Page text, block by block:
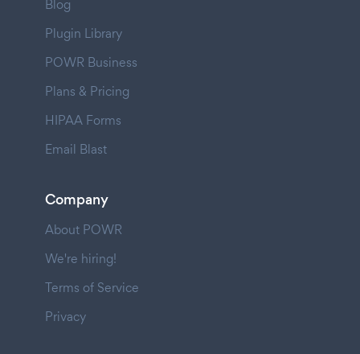
Blog
Plugin Library
POWR Business
Plans & Pricing
HIPAA Forms
Email Blast
Company
About POWR
We're hiring!
Terms of Service
Privacy